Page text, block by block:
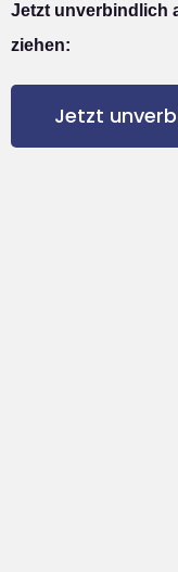
Jetzt unverbindlich
ziehen:
Jetzt